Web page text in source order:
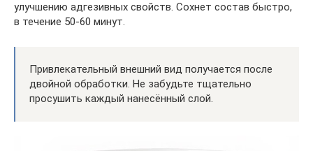
улучшению адгезивных свойств. Сохнет состав быстро,
в течение 50-60 минут.
Привлекательный внешний вид получается после
двойной обработки. Не забудьте тщательно
просушить каждый нанесённый слой.